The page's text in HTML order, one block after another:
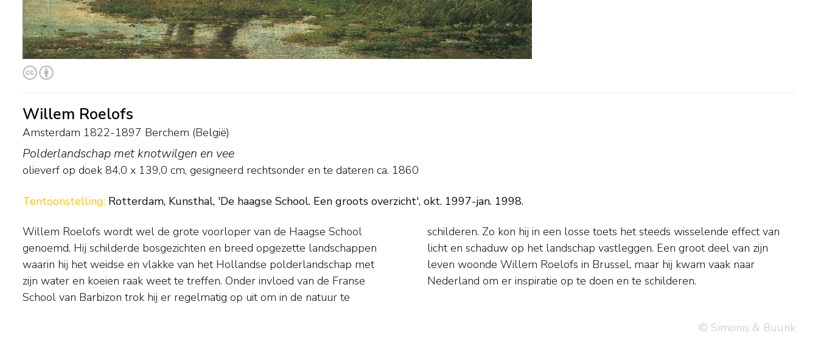
Willem Roelofs
Amsterdam 1822-1897 Berchem (België)
Polderlandschap met knotwilgen en vee
olieverf op doek 84,0 x 139,0 cm, gesigneerd rechtsonder en te dateren ca. 1860
Tentoonstelling: Rotterdam, Kunsthal, 'De haagse School. Een groots overzicht', okt. 1997-jan. 1998.
Willem Roelofs wordt wel de grote voorloper van de Haagse School
genoemd. Hij schilderde bosgezichten en breed opgezette landschappen
waarin hij het weidse en vlakke van het Hollandse polderlandschap met
zijn water en koeien raak weet te treffen. Onder invloed van de Franse
School van Barbizon trok hij er regelmatig op uit om in de natuur te
schilderen. Zo kon hij in een losse toets het steeds wisselende effect van
licht en schaduw op het landschap vastleggen. Een groot deel van zijn
leven woonde Willem Roelofs in Brussel, maar hij kwam vaak naar
Nederland om er inspiratie op te doen en te schilderen.
© Simonis & Buunk